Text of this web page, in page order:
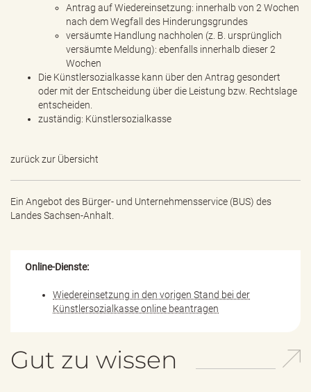
Antrag auf Wiedereinsetzung: innerhalb von 2 Wochen
nach dem Wegfall des Hinderungsgrundes
versäumte Handlung nachholen (z. B. ursprünglich
versäumte Meldung): ebenfalls innerhalb dieser 2
Wochen
Die Künstlersozialkasse kann über den Antrag gesondert
oder mit der Entscheidung über die Leistung bzw. Rechtslage
entscheiden.
zuständig: Künstlersozialkasse
zurück zur Übersicht
Ein Angebot des Bürger- und Unternehmensservice (BUS) des
Landes Sachsen-Anhalt.
Online-Dienste:
Wiedereinsetzung in den vorigen Stand bei der
Künstlersozialkasse online beantragen
Gut zu wissen